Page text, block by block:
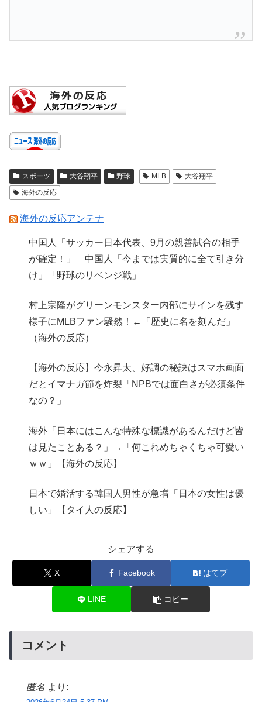
スポーツ 大谷翔平 野球 MLB
大谷翔平
海外の反応
海外の反応アンテナ
中国人「サッカー日本代表、9月の親善試合の相手
が確定！」 中国人「今までは実質的に全て引き分
け」「野球のリベンジ戦」
村上宗隆がグリーンモンスター内部にサインを残す
様子にMLBファン騒然！←「歴史に名を刻んだ」
（海外の反応）
【海外の反応】今永昇太、好調の秘訣はスマホ画面
だとイマナガ節を炸裂「NPBでは面白さが必須条件
なの？」
海外「日本にはこんな特殊な標識があるんだけど皆
は見たことある？」→「何これめちゃくちゃ可愛い
ｗｗ」【海外の反応】
日本で婚活する韓国人男性が急増「日本の女性は優
しい」【タイ人の反応】
シェアする
X Facebook はてブ
LINE コピー
コメント
匿名 より: